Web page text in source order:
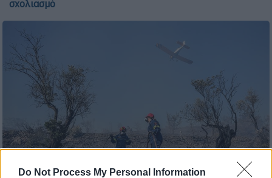
Do Not Process My Personal Information
σχολιασμό